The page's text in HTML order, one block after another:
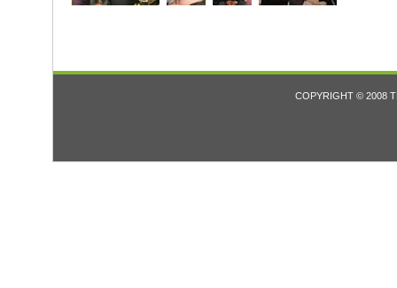
COPYRIGHT © 2008